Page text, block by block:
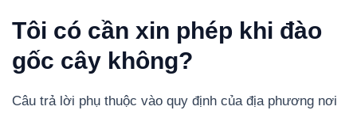
Tôi có cần xin phép khi đào
gốc cây không?
Câu trả lời phụ thuộc vào quy định của địa phương nơi